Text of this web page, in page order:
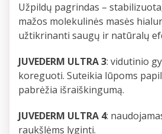
Užpildų pagrindas –
mažos molekulinės masės
užtikrinanti saugų ir natūralų
JUVEDERM ULTRA 3: vidutinio
koreguoti. Suteikia lūpoms
pabrėžia išraiškingumą.
JUVEDERM ULTRA 4:
raukšlėms lyginti.